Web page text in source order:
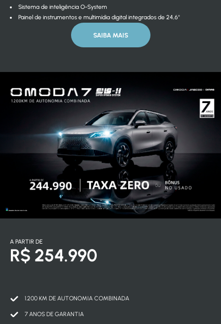
Sistema de inteligência O-System
Painel de instrumentos e multimídia digital integrados de 24,6''
SAIBA MAIS
A PARTIR DE
R$ 254.990
1.200 KM DE AUTONOMIA COMBINADA
7 ANOS DE GARANTIA